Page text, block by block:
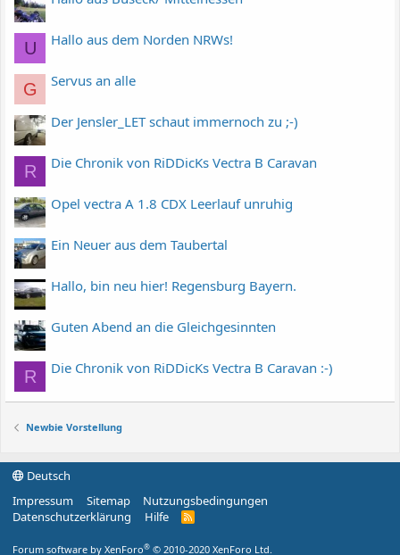
U Hallo aus dem Norden NRWs!
G Servus an alle
Der Jensler_LET schaut immernoch zu ;-)
R Die Chronik von RiDDicKs Vectra B Caravan
Opel vectra A 1.8 CDX Leerlauf unruhig
Ein Neuer aus dem Taubertal
Hallo, bin neu hier! Regensburg Bayern.
Guten Abend an die Gleichgesinnten
R Die Chronik von RiDDicKs Vectra B Caravan :-)
Newbie Vorstellung
Deutsch
Impressum
Sitemap
Nutzungsbedingungen
Datenschutzerklärung
Hilfe
R
Forum software by XenForo® © 2010-2020 XenForo Ltd.